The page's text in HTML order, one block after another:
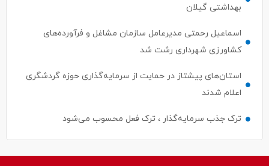
اسماعیل رحمتی مدیرعامل سازمان مشاغل و فرآورده‌های
استان‌های پیشتاز در حمایت از سرمایه‌گذاری حوزه گردشگری
ترک جذب سرمایه‌گذار ، ترک فعل محسوب می‌شود